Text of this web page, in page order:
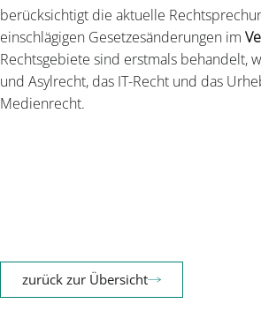
berücksichtigt die aktuelle
einschlägigen Gesetzesänderungen im
Rechtsgebiete sind erstmals behandelt,
und Asylrecht, das IT-Recht und das
Medienrecht.
zurück zur Übersicht